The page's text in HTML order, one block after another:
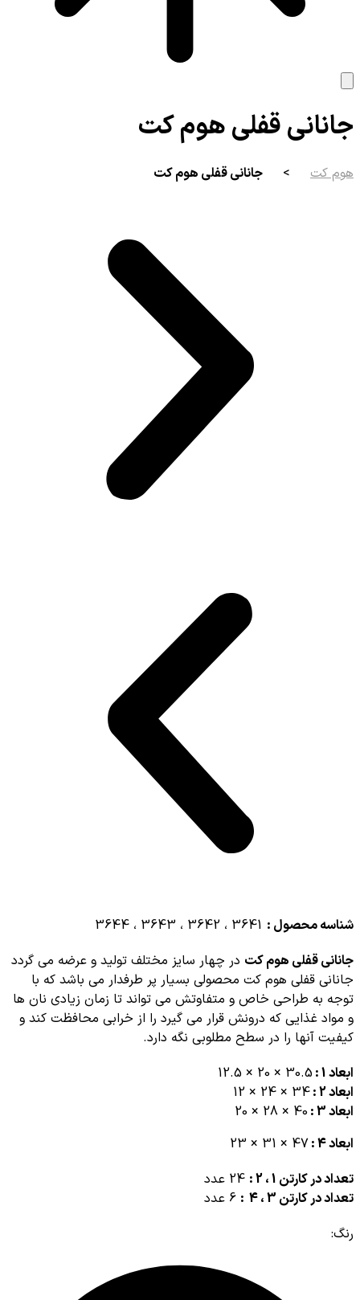
جانانی قفلی هوم کت
هوم کت > جانانی قفلی هوم کت
شناسه محصول : 3641 ، 3642 ، 3643 ، 3644
جانانی قفلی هوم کت در چهار سایز مختلف تولید و عرضه می گردد
جانانی قفلی هوم کت محصولی بسیار پر طرفدار می باشد که با
توجه به طراحی خاص و متفاوتش می تواند تا زمان زیادی نان ها
و مواد غذایی که درونش قرار می گیرد را از خرابی محافظت کند و
کیفیت آنها را در سطح مطلوبی نگه دارد.
ابعاد 1 :
30.5 × 20 × 12.5
ابعاد 2 :
34 × 24 × 12
ابعاد 3 :
40 × 28 × 20
ابعاد 4 :
47 × 31 × 23
تعداد در کارتن 1 ، 2 :
تعداد در کارتن 3 ، 4 :
رنگ: